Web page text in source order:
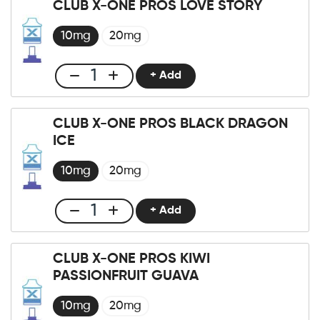
×2
Strawberry
Kiwi
cantidad
CLUB X-ONE PROS LOVE STORY
10mg 20mg
Club
X-
One
Pods
Story
cantidad
+ Add
CLUB X-ONE PROS BLACK DRAGON
ICE
10mg 20mg
Club
X-
One
Pro
Pods
+ Add
CLUB X-ONE PROS KIWI
PASSIONFRUIT GUAVA
10mg 20mg